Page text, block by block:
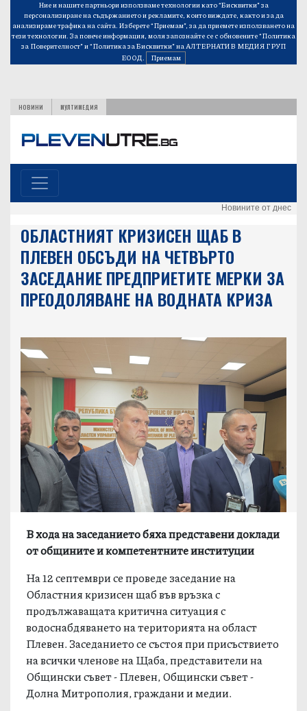
Ние и нашите партньори използваме технологии като “Бисквитки” за
персонализиране на съдържанието и рекламите, които виждате, както и за да
анализираме трафика на сайта. Изберете “Приемам”, за да приемете използването на
тези технологии. За повече информация, моля запознайте се с обновените“Политика
за Поверителност”и“Политика за Бисквитки”на АЛТЕРНАТИВ МЕДИЯ ГРУП
ЕООД.
Приемам
НОВИНИ МУЛТИМЕДИЯ
Новините от днес
ОБЛАСТНИЯТ КРИЗИСЕН ЩАБ В
ПЛЕВЕН ОБСЪДИ НА ЧЕТВЪРТО
ЗАСЕДАНИЕ ПРЕДПРИЕТИТЕ МЕРКИ ЗА
ПРЕОДОЛЯВАНЕ НА ВОДНАТА КРИЗА
В хода на заседанието бяха представени доклади
от общините и компетентните институции
На 12 септември се проведе заседание на
Областния кризисен щаб във връзка с
продължаващата критична ситуация с
водоснабдяването на територията на област
Плевен. Заседанието се състоя при присъствието
на всички членове на Щаба, представители на
Общински съвет - Плевен, Общински съвет -
Долна Митрополия, граждани и медии.